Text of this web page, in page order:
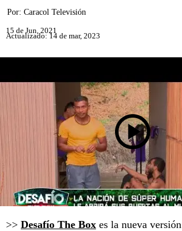
Por: Caracol Televisión
15 de Jun, 2021
Actualizado: 14 de mar, 2023
>> Desafío The Box es la nueva